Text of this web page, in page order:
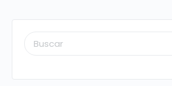
BUSCAR: